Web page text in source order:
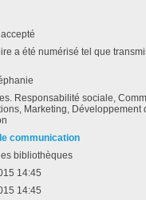
a été numérisé tel que
Responsabilité sociale,
Marketing, Développement
communication
bibliothèques
14:45
14:45